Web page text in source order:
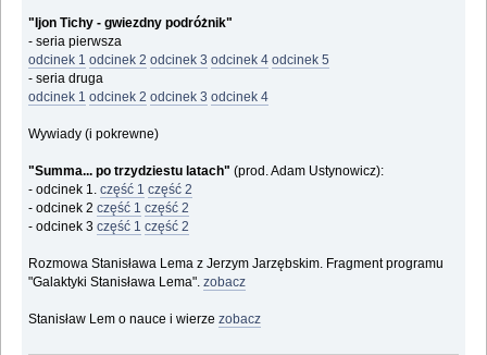
"Ijon Tichy - gwiezdny podróżnik"
- seria pierwsza
odcinek 1 odcinek 2 odcinek 3 odcinek 4 odcinek 5
- seria druga
odcinek 1 odcinek 2 odcinek 3 odcinek 4
Wywiady (i pokrewne)
"Summa... po trzydziestu latach" (prod. Adam Ustynowicz):
- odcinek 1.część 1 część 2
- odcinek 2część 1 część 2
- odcinek 3część 1 część 2
Rozmowa Stanisława Lema z Jerzym Jarzębskim. Fragment programu
"Galaktyki Stanisława Lema".zobacz
Stanisław Lem o nauce i wierzezobacz